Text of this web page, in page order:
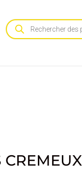
Recherche
de
produits